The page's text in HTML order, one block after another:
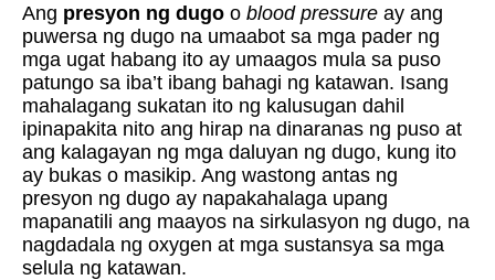
Ang presyon ng dugo o blood pressure ay ang
puwersa ng dugo na umaabot sa mga pader ng
mga ugat habang ito ay umaagos mula sa puso
patungo sa iba’t ibang bahagi ng katawan. Isang
mahalagang sukatan ito ng kalusugan dahil
ipinapakita nito ang hirap na dinaranas ng puso at
ang kalagayan ng mga daluyan ng dugo, kung ito
ay bukas o masikip. Ang wastong antas ng
presyon ng dugo ay napakahalaga upang
mapanatili ang maayos na sirkulasyon ng dugo, na
nagdadala ng oxygen at mga sustansya sa mga
selula ng katawan.